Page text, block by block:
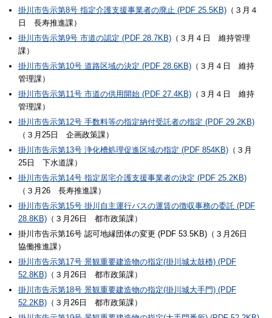
掛川市告示第8号 指定介護支援事業者の廃止 (PDF 25.5KB) （３月４
日 長寿推進課）
掛川市告示第9号 市道の認定 (PDF 28.7KB) （３月４日 維持管理
課）
掛川市告示第10号 道路区域の決定 (PDF 28.6KB) （３月４日 維持
管理課）
掛川市告示第11号 市道の供用開始 (PDF 27.4KB) （３月４日 維持
管理課）
掛川市告示第12号 手数料等の指定納付受託者の指定 (PDF 29.2KB)
（３月25日 企画政策課）
掛川市告示第13号 浄化槽処理促進区域の指定 (PDF 854KB) （３月
25日 下水道課）
掛川市告示第14号 指定居宅介護支援事業者の決定 (PDF 25.2KB)
（３月26 長寿推進課）
掛川市告示第15号 掛川自主運行バスの運賃の徴収事務の委託 (PDF
28.8KB) （３月26日 都市政策課）
掛川市告示第16号 認可地縁団体の変更 (PDF 53.5KB)（３月26日
協働推進課）
掛川市告示第17号 景観重要建造物の指定(掛川城太鼓櫓) (PDF
52.8KB) （３月26日 都市政策課）
掛川市告示第18号 景観重要建造物の指定(掛川城大手門) (PDF
52.2KB) （３月26日 都市政策課）